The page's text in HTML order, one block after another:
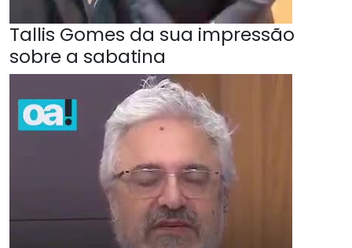
Tallis Gomes da sua impressão
sobre a sabatina